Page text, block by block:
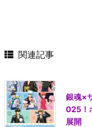
関連記事
銀魂×
025！
展開